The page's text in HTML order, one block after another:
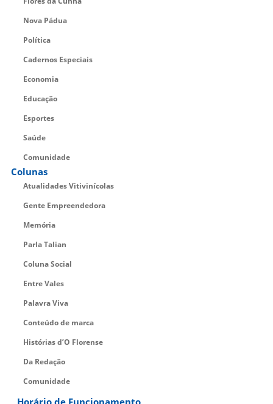
Nova Pádua
Política
Cadernos Especiais
Economia
Educação
Esportes
Saúde
Comunidade
Colunas
Atualidades Vitivinícolas
Gente Empreendedora
Memória
Parla Talian
Coluna Social
Entre Vales
Palavra Viva
Conteúdo de marca
Histórias d’O Florense
Da Redação
Comunidade
Horário de Funcionamento